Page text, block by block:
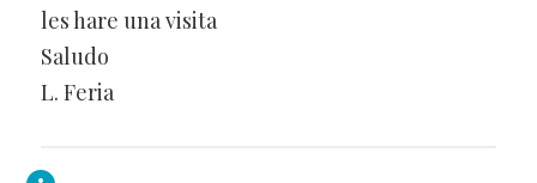
les hare una visita
Saludo
L. Feria